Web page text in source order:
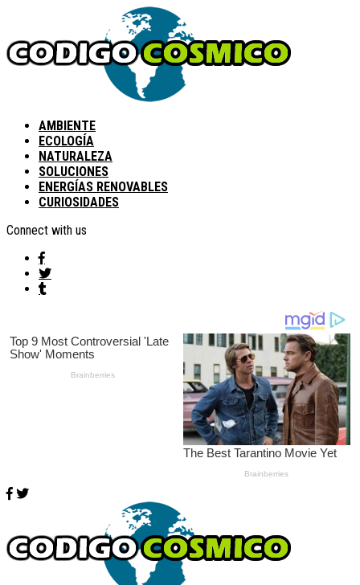
AMBIENTE
ECOLOGÍA
NATURALEZA
SOLUCIONES
ENERGÍAS RENOVABLES
CURIOSIDADES
Connect with us